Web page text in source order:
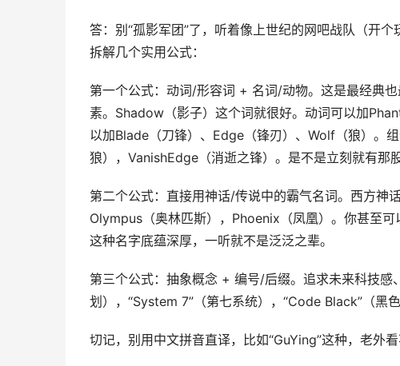
答：别“孤影军团”了，听着像上世纪的网吧战队（开
拆解几个实用公式：
第一个公式：动词/形容词 + 名词/动物。这是最经典
素。Shadow（影子）这个词就很好。动词可以加
以加Blade（刀锋）、Edge（锋刃）、Wolf（狼）。
狼），VanishEdge（消逝之锋）。是不是立刻就有那
第二个公式：直接用神话/传说中的霸气名词。西方神
Olympus（奥林匹斯），Phoenix（凤凰）。你甚至可
这种名字底蕴深厚，一听就不是泛泛之辈。
第三个公式：抽象概念 + 编号/后缀。追求未来科技
划），“System 7”（第七系统），“Code Black”（黑
切记，别用中文拼音直译，比如“GuYing”这种，老外看